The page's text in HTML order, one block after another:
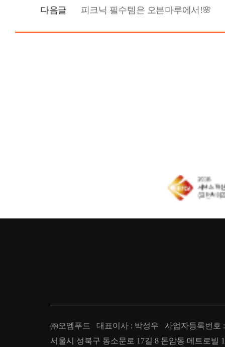
다음글 피크닉 필수템은 오븐마루에서!🌸
㈜오엠푸드 대표이사 : 박성우 사업자등록번호 :
서울시 성북구 동소문로 17길 8 돈암동 메트로빌